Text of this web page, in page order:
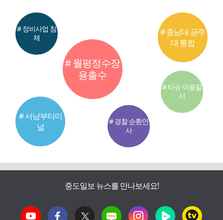
# 월평정수장
용출수
# 서남부터미
널
# 충남대 공주
대 통합
# 정비사업 침
체
# 경찰 순환인
사
# 타슈 이용질
서
중도일보 뉴스를 만나보세요!